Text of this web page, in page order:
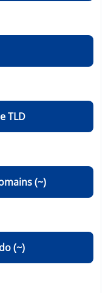
TLD
(~)
(~)